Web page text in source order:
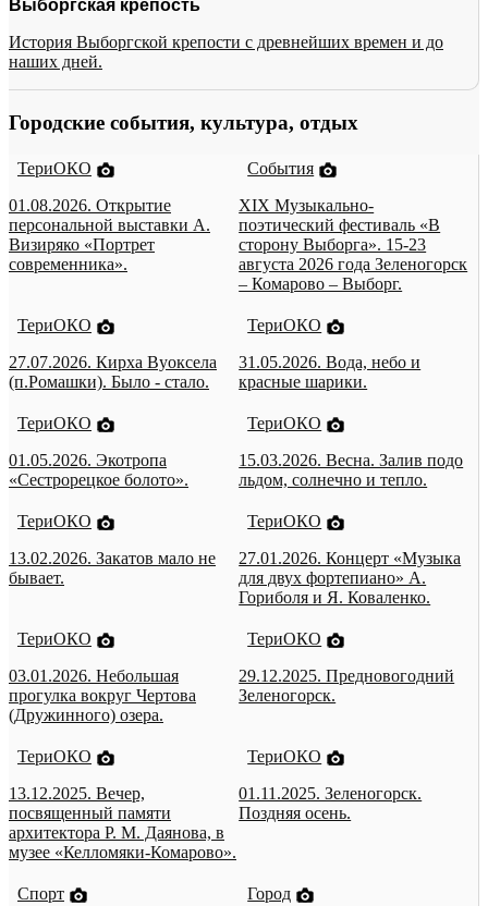
Выборгская крепость
История Выборгской крепости с древнейших времен и до
наших дней.
Городские события, культура, отдых
ТериОКО
01.08.2026. Открытие
персональной выставки А.
Визиряко «Портрет
современника».
События
XIX Музыкально-
поэтический фестиваль «В
сторону Выборга». 15-23
августа 2026 года Зеленогорск
– Комарово – Выборг.
ТериОКО
27.07.2026. Кирха Вуоксела
(п.Ромашки). Было - стало.
ТериОКО
31.05.2026. Вода, небо и
красные шарики.
ТериОКО
01.05.2026. Экотропа
«Сестрорецкое болото».
ТериОКО
15.03.2026. Весна. Залив подо
льдом, солнечно и тепло.
ТериОКО
13.02.2026. Закатов мало не
бывает.
ТериОКО
27.01.2026. Концерт «Музыка
для двух фортепиано» А.
Гориболя и Я. Коваленко.
ТериОКО
03.01.2026. Небольшая
прогулка вокруг Чертова
(Дружинного) озера.
ТериОКО
29.12.2025. Предновогодний
Зеленогорск.
ТериОКО
13.12.2025. Вечер,
посвященный памяти
архитектора Р. М. Даянова, в
музее «Келломяки-Комарово».
ТериОКО
01.11.2025. Зеленогорск.
Поздняя осень.
Спорт
Город